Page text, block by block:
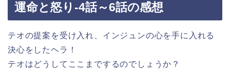
運命と怒り-4話～6話の感想
テオの提案を受け入れ、インジュンの心を手に入れる
決心をしたヘラ！
テオはどうしてここまでするのでしょうか？